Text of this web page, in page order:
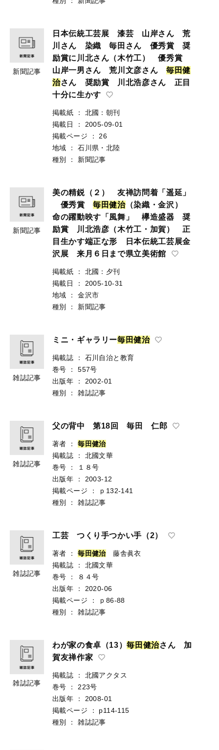
新聞記事
日本伝統工芸展 漆芸 山岸さん 荒
川さん 染織 毎田さん 優秀賞 奨
励賞に川北さん（木竹工） 優秀賞
山岸一男さん 荒川文彦さん 毎 田健
治さん 奨励賞 川北浩彦さん 正目
十分に生かす
掲載紙 ：
北國：朝刊
掲載日
：
2005-09-01
掲載ページ
：
26
地域
：
石川県・北陸
種別
： 新聞記事
新聞記事
美の精鋭（２） 友禅訪問着「遥延」
優秀賞毎 田健治（染織・金沢）
命の躍動映す「風舞」 欅造盛器 奨
励賞 川北浩彦（木竹工・加賀） 正
目生かす端正な形 日本伝統工芸展金
沢展 来月６日まで県立美術館
掲載紙 ：
北國：夕刊
掲載日
：
2005-10-31
地域
：
金沢市
種別
： 新聞記事
雑誌記事
ミニ・ギャラリー毎 田健治
掲載誌 ：
石川自治と教育
巻号
：
557号
出版年
：
2002-01
種別
： 雑誌記事
雑誌記事
父の背中 第18回 毎田 仁郎
著者 ： 毎田健治
掲載誌
：
北國文華
巻号
：
１８号
出版年
：
2003-12
掲載ページ
：
ｐ132-141
種別
： 雑誌記事
雑誌記事
工芸 つくり手つかい手（2）
著者 ： 毎田健治藤舎眞衣
掲載誌
：
北國文華
巻号
：
８４号
出版年
：
2020-06
掲載ページ
：
ｐ86-88
種別
： 雑誌記事
雑誌記事
わが家の食卓（13）毎 田 健治さん 加
賀友禅作家
掲載誌 ：
北國アクタス
巻号
：
223号
出版年
：
2008-01
掲載ページ
：
p114-115
種別
： 雑誌記事